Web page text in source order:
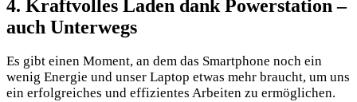
4. Kraftvolles Laden dank Powerstation –
auch Unterwegs
Es gibt einen Moment, an dem das Smartphone noch ein
wenig Energie und unser Laptop etwas mehr braucht, um uns
ein erfolgreiches und effizientes Arbeiten zu ermöglichen.